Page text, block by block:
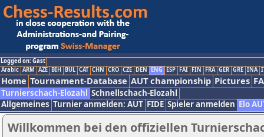
Logged on: Gast
Arabic ARM AZE BIH BUL CAT CHN CRO CZE DEN ENG ESP FAI FIN FRA GER GRE INA
Home Tournament-Database AUT championship Pictures
Turnierschach-Elozahl Schnellschach-Elozahl
Allgemeines Turnier anmelden: AUT FIDE Spieler anmelden Elo
Willkommen bei den offiziellen